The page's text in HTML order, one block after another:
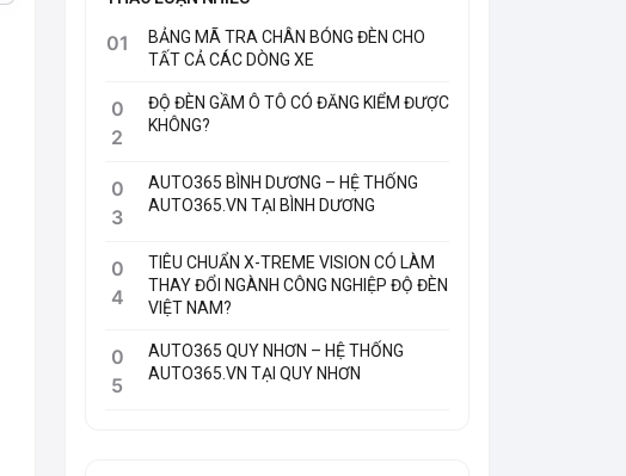
01
BẢNG MÃ TRA CHÂN BÓNG ĐÈN CHO
TẤT CẢ CÁC DÒNG XE
0
2
ĐỘ ĐÈN GẦM Ô TÔ CÓ ĐĂNG KIỂM ĐƯỢC
KHÔNG?
0
3
AUTO365 BÌNH DƯƠNG – HỆ THỐNG
AUTO365.VN TẠI BÌNH DƯƠNG
0
4
TIÊU CHUẨN X-TREME VISION CÓ LÀM
THAY ĐỔI NGÀNH CÔNG NGHIỆP ĐỘ ĐÈN
VIỆT NAM?
0
5
AUTO365 QUY NHƠN – HỆ THỐNG
AUTO365.VN TẠI QUY NHƠN